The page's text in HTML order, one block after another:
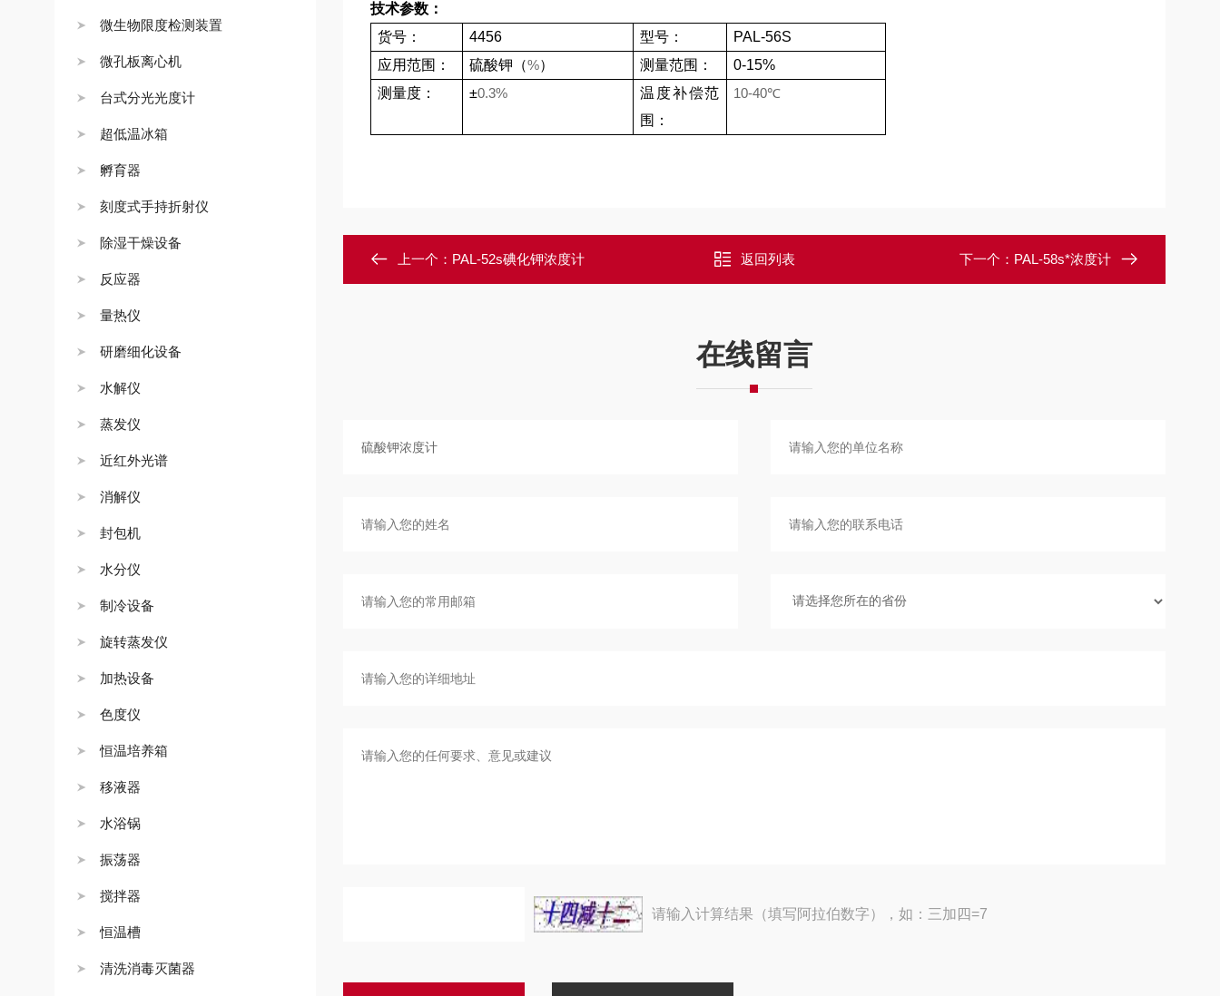
微生物限度检测装置
微孔板离心机
台式分光光度计
超低温冰箱
孵育器
刻度式手持折射仪
除湿干燥设备
反应器
量热仪
研磨细化设备
水解仪
蒸发仪
近红外光谱
消解仪
封包机
水分仪
制冷设备
旋转蒸发仪
加热设备
色度仪
恒温培养箱
移液器
水浴锅
振荡器
搅拌器
恒温槽
清洗消毒灭菌器
技术参数：
货号：
4456 型号：
PAL-56S
应用范围：
硫酸钾（%） 测量范围：
0-15%
测量度：
±0.3%
温度补偿范
围：
10-40℃
上一个： PAL-52s碘化钾浓度计 返回列表 下一个： PAL-58s*浓度计
在线留言
请输入计算结果（填写阿拉伯数字），如：三加四=7